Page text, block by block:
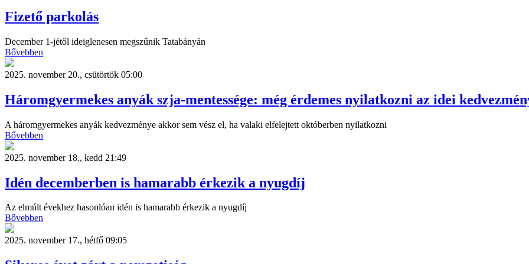
Fizető parkolás
December 1-jétől ideiglenesen megszűnik Tatabányán
Bővebben
2025. november 20., csütörtök 05:00
Háromgyermekes anyák szja-mentessége: még érdemes nyilatkozni az idei
A háromgyermekes anyák kedvezménye akkor sem vész el, ha valaki elfelejtett októberben nyilatkozni
Bővebben
2025. november 18., kedd 21:49
Idén decemberben is hamarabb érkezik a nyugdíj
Az elmúlt évekhez hasonlóan idén is hamarabb érkezik a nyugdíj
Bővebben
2025. november 17., hétfő 09:05